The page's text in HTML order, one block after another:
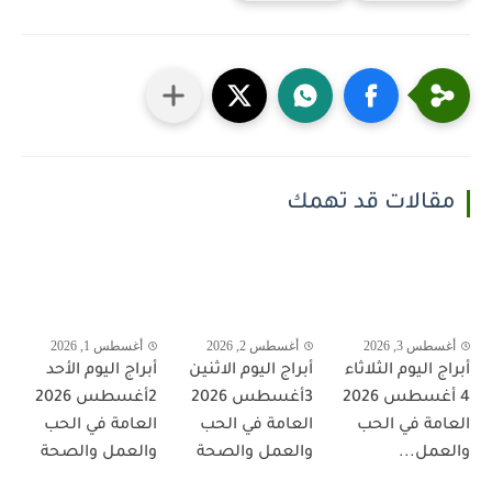
مقالات قد تهمك
أغسطس 3, 2026
أبراج اليوم الثلاثاء
4 أغسطس 2026
العامة في الحب
والعمل...
أغسطس 2, 2026
أبراج اليوم الاثنين
3أغسطس 2026
العامة في الحب
والعمل والصحة
أغسطس 1, 2026
أبراج اليوم الأحد
2أغسطس 2026
العامة في الحب
والعمل والصحة